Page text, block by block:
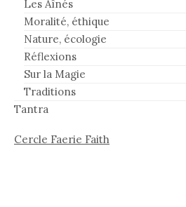
Les Aînés
Moralité, éthique
Nature, écologie
Réflexions
Sur la Magie
Traditions
Tantra
Cercle Faerie Faith